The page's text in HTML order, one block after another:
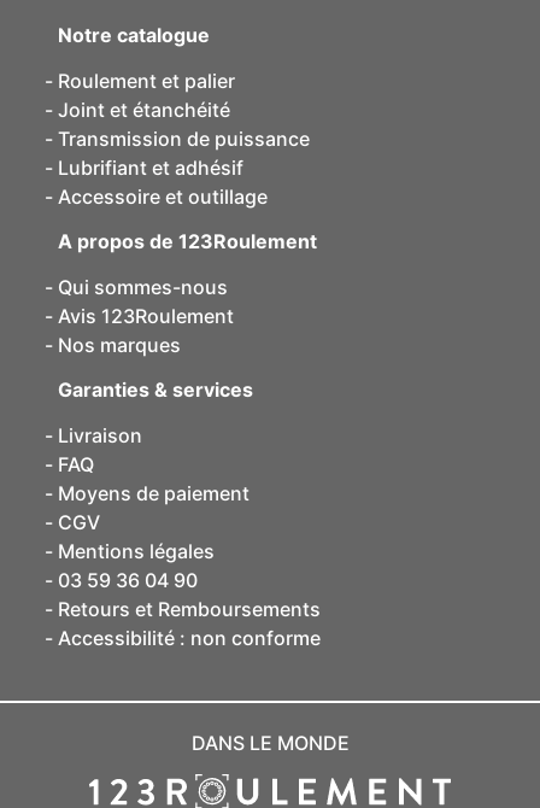
Notre catalogue
Roulement et palier
Joint et étanchéité
Transmission de puissance
Lubrifiant et adhésif
Accessoire et outillage
A propos de 123Roulement
Qui sommes-nous
Avis 123Roulement
Nos marques
Garanties & services
Livraison
FAQ
Moyens de paiement
CGV
Mentions légales
03 59 36 04 90
Retours et Remboursements
Accessibilité : non conforme
DANS LE MONDE